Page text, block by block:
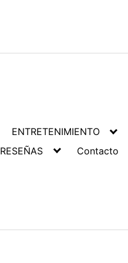
ENTRETENIMIENTO
RESEÑAS
Contacto